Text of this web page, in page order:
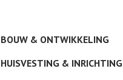
BOUW & ONTWIKKELING
HUISVESTING & INRICHTING